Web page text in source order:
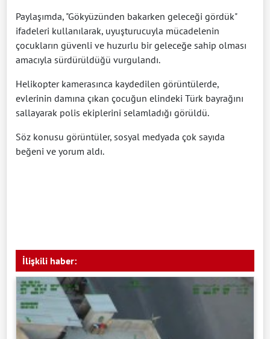
Paylaşımda, "Gökyüzünden bakarken geleceği gördük"
ifadeleri kullanılarak, uyuşturucuyla mücadelenin
çocukların güvenli ve huzurlu bir geleceğe sahip olması
amacıyla sürdürüldüğü vurgulandı.
Helikopter kamerasınca kaydedilen görüntülerde,
evlerinin damına çıkan çocuğun elindeki Türk bayrağını
sallayarak polis ekiplerini selamladığı görüldü.
Söz konusu görüntüler, sosyal medyada çok sayıda
beğeni ve yorum aldı.
İlişkili haber: